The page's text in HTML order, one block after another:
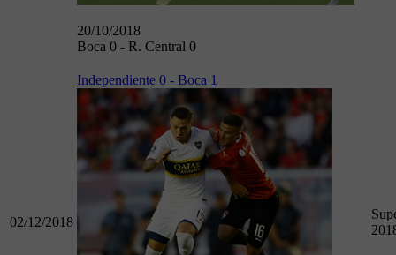
20/10/2018
Boca 0 - R. Central 0
02/12/2018
Independiente 0 - Boca 1